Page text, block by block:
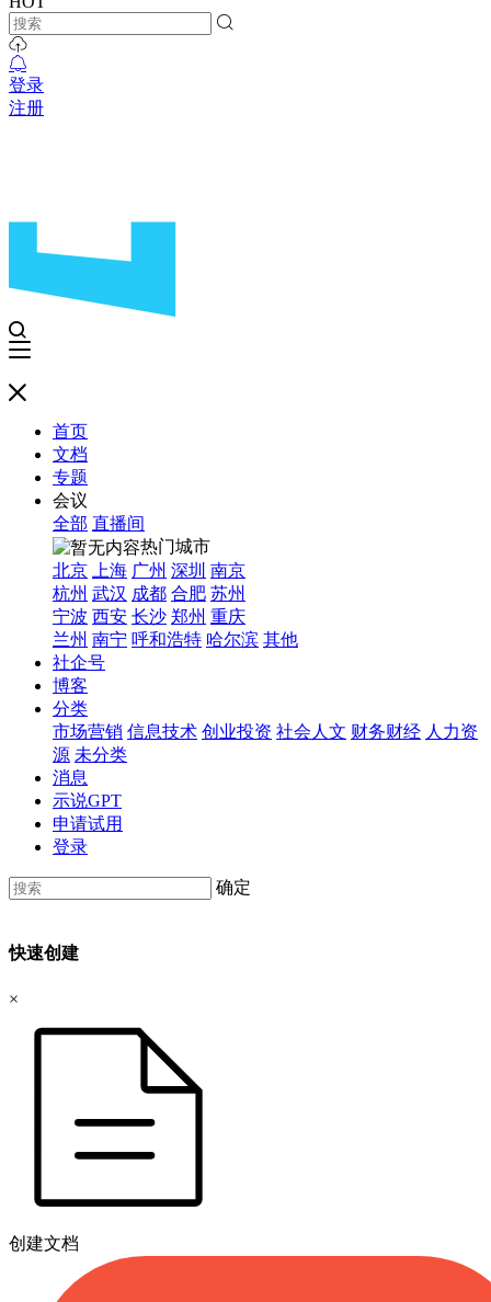
登录
注册
首页
文档
专题
会议
全部 直播间
热门城市
北京
上海 广州 深圳 南京
杭州 武汉 成都 合肥 苏州
宁波 西安 长沙 郑州 重庆
兰州 南宁 呼和浩特 哈尔滨 其他
社企号
博客
分类
市场营销 信息技术 创业投资 社会人文 财务财经 人力资
源 未分类
消息
示说GPT
申请试用
登录
确定
快速创建
×
创建文档